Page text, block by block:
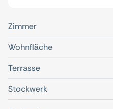
Zimmer
Wohnfläche
Terrasse
Stockwerk